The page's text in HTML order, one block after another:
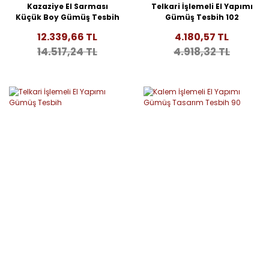
Kazaziye El Sarması
Küçük Boy Gümüş Tesbih
12.339,66 TL
14.517,24 TL
Telkari İşlemeli El Yapımı
Gümüş Tesbih 102
4.180,57 TL
4.918,32 TL